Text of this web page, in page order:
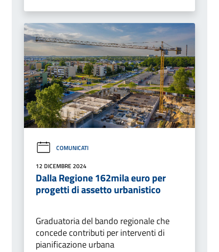
COMUNICATI
12 DICEMBRE 2024
Dalla Regione 162mila euro per
progetti di assetto urbanistico
Graduatoria del bando regionale che
concede contributi per interventi di
pianificazione urbana